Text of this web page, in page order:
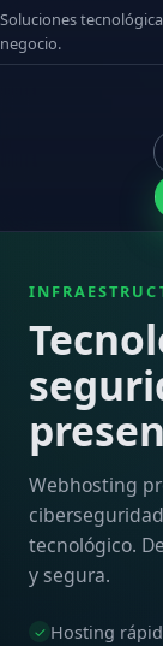
Soluciones
negocio.
Webhosting
tecnológico.
y segura.
✓ Hosting